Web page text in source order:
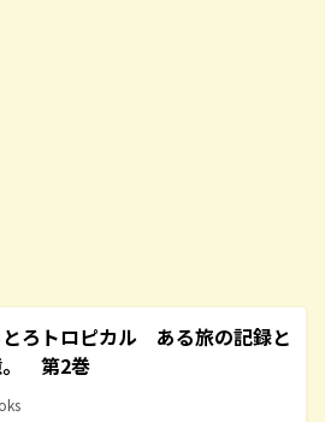
とろトロピカル ある旅の記録と
。 第2巻